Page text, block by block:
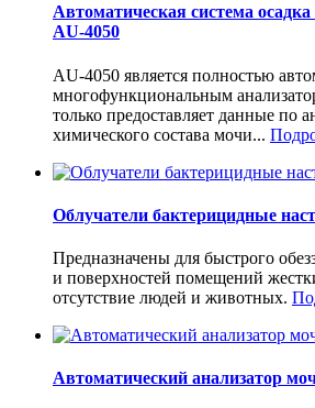
Автоматическая система
AU-4050
AU-4050 является полностью
многофункциональным
только предоставляет данные по
химического состава мочи...
Облучатели бактерицидные
Предназначены для быстрого
и поверхностей помещений
отсутствие людей и животных.
Автоматический анализатор